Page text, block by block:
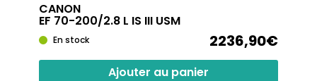
CANON
EF 70-200/2.8 L IS III USM
En stock 2236,90€
Ajouter au panier